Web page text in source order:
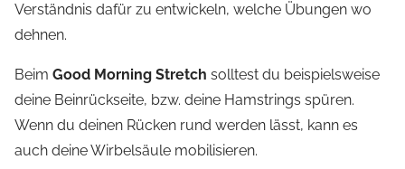
Verständnis dafür zu entwickeln, welche Übungen wo
dehnen.
Beim Good Morning Stretch solltest du beispielsweise
deine Beinrückseite, bzw. deine Hamstrings spüren.
Wenn du deinen Rücken rund werden lässt, kann es
auch deine Wirbelsäule mobilisieren.